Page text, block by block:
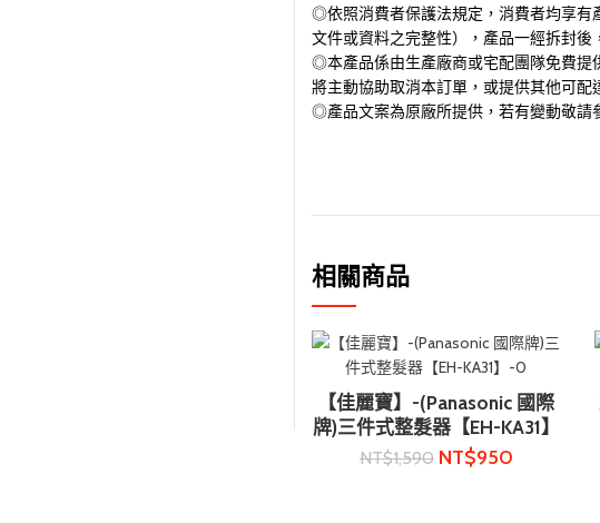
◎依照消費者保護法規定，消費者均享有
文件或資料之完整性），產品一經拆封後
◎本產品係由生產廠商或宅配團隊免費提
將主動協助取消本訂單，或提供其他可配
◎產品文案為原廠所提供，若有變動敬請
相關商品
加入購物車
【佳麗寶】-(Panasonic 國際
牌)三件式整髮器【EH-KA31】
NT$1,590 NT$950